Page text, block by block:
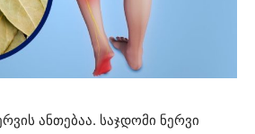
ანთებაა. საჯდომი ნერვი